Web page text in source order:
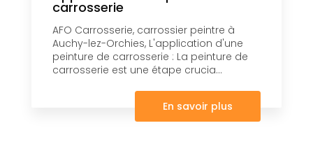
carrosserie
AFO Carrosserie, carrossier peintre à
Auchy-lez-Orchies, L'application d'une
peinture de carrosserie : La peinture de
carrosserie est une étape crucia...
En savoir plus